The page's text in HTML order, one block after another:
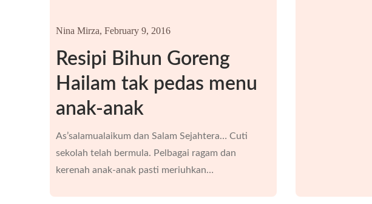
Resipi Bihun Goreng
Hailam tak pedas menu
anak-anak
Nina Mirza, February 9, 2016
As’salamualaikum dan Salam Sejahtera… Cuti
sekolah telah bermula. Pelbagai ragam dan
kerenah anak-anak pasti meriuhkan…